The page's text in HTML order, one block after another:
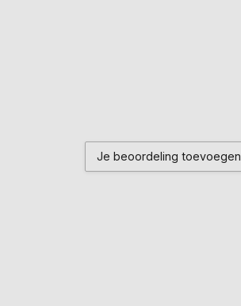
Je beoordeling toevoegen